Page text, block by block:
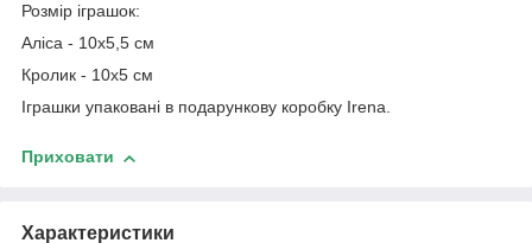
Розмір іграшок:
Аліса - 10х5,5 см
Кролик - 10х5 см
Іграшки упаковані в подарункову коробку Irena.
Приховати
Характеристики